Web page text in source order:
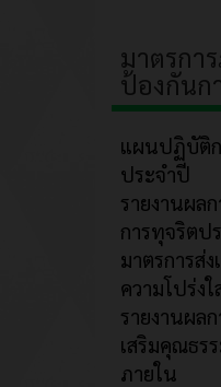
มาตรกา
ป้องกันก
แผนปฏิบัติ
ประจำปี
รายงานผล
การทุจริตป
มาตรการส่
ความโปร่ง
รายงานผล
เสริมคุณธร
ภายใน